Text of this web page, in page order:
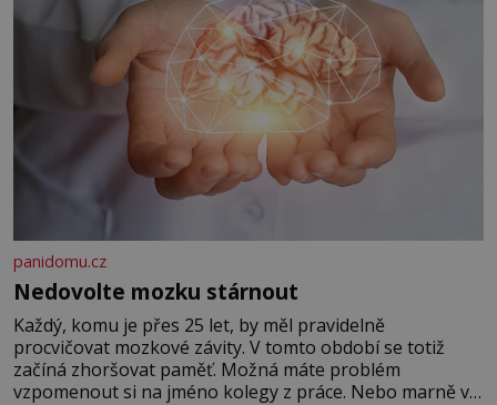
panidomu.cz
Nedovolte mozku stárnout
Každý, komu je přes 25 let, by měl pravidelně
procvičovat mozkové závity. V tomto období se totiž
začíná zhoršovat paměť. Možná máte problém
vzpomenout si na jméno kolegy z práce. Nebo marně v